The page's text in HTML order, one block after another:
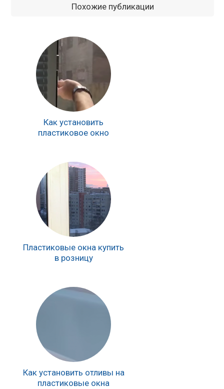
Похожие публикации
Как установить
пластиковое окно
Пластиковые окна купить
в розницу
Как установить отливы на
пластиковые окна